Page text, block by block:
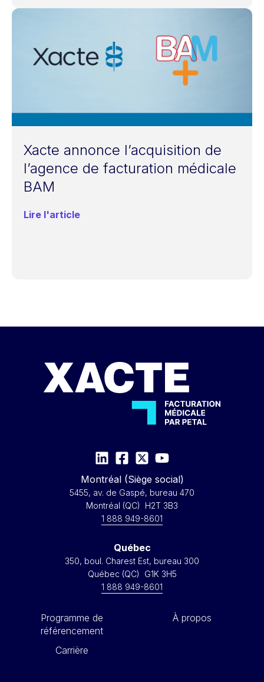
Xacte annonce l’acquisition de
l’agence de facturation médicale
BAM
Lire l'article
Montréal (Siège social)
5455, av. de Gaspé, bureau 470
Montréal (QC) H2T 3B3
1 888 949-8601
Québec
350, boul. Charest Est, bureau 300
Québec (QC) G1K 3H5
1 888 949-8601
Programme de
référencement
À propos
Carrière